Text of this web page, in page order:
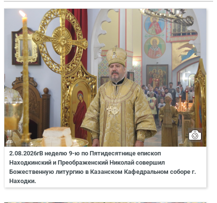
2.08.2026гВ неделю 9-ю по Пятидесятнице епископ
Находкинский и Преображенский Николай совершил
Божественную литургию в Казанском Кафедральном соборе г.
Находки.